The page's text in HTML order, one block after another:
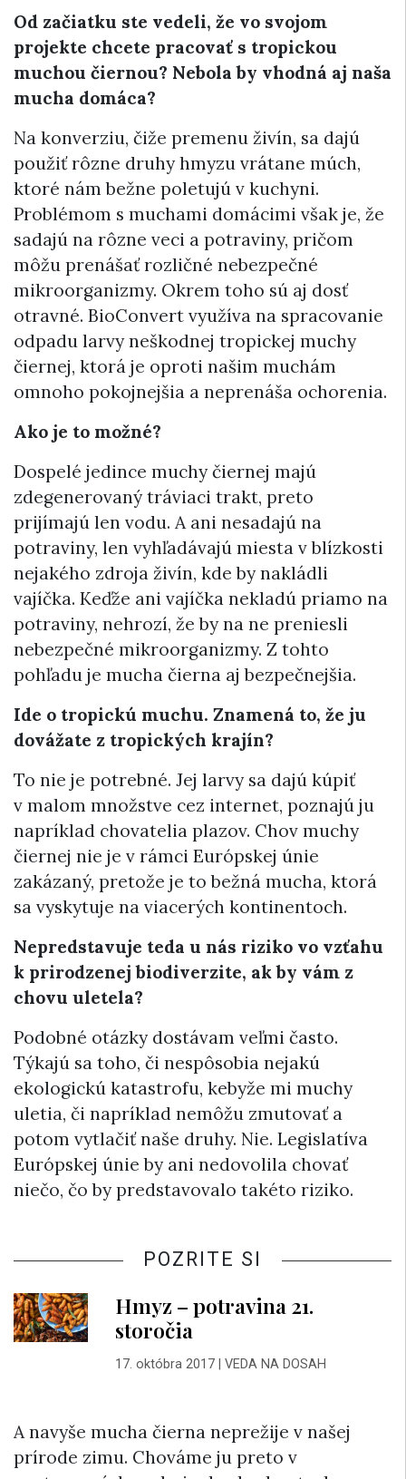
Od začiatku ste vedeli, že vo svojom
projekte chcete pracovať s tropickou
muchou čiernou? Nebola by vhodná aj naša
mucha domáca?
Na konverziu, čiže premenu živín, sa dajú
použiť rôzne druhy hmyzu vrátane múch,
ktoré nám bežne poletujú v kuchyni.
Problémom s muchami domácimi však je, že
sadajú na rôzne veci a potraviny, pričom
môžu prenášať rozličné nebezpečné
mikroorganizmy. Okrem toho sú aj dosť
otravné. BioConvert využíva na spracovanie
odpadu larvy neškodnej tropickej muchy
čiernej, ktorá je oproti našim muchám
omnoho pokojnejšia a neprenáša ochorenia.
Ako je to možné?
Dospelé jedince muchy čiernej majú
zdegenerovaný tráviaci trakt, preto
prijímajú len vodu. A ani nesadajú na
potraviny, len vyhľadávajú miesta v blízkosti
nejakého zdroja živín, kde by nakládli
vajíčka. Keďže ani vajíčka nekladú priamo na
potraviny, nehrozí, že by na ne preniesli
nebezpečné mikroorganizmy. Z tohto
pohľadu je mucha čierna aj bezpečnejšia.
Ide o tropickú muchu. Znamená to, že ju
dovážate z tropických krajín?
To nie je potrebné. Jej larvy sa dajú kúpiť
v malom množstve cez internet, poznajú ju
napríklad chovatelia plazov. Chov muchy
čiernej nie je v rámci Európskej únie
zakázaný, pretože je to bežná mucha, ktorá
sa vyskytuje na viacerých kontinentoch.
Nepredstavuje teda u nás riziko vo vzťahu
k prirodzenej biodiverzite, ak by vám z
chovu uletela?
Podobné otázky dostávam veľmi často.
Týkajú sa toho, či nespôsobia nejakú
ekologickú katastrofu, kebyže mi muchy
uletia, či napríklad nemôžu zmutovať a
potom vytlačiť naše druhy. Nie. Legislatíva
Európskej únie by ani nedovolila chovať
niečo, čo by predstavovalo takéto riziko.
POZRITE SI
Hmyz – potravina 21.
storočia
17. októbra 2017| VEDA NA DOSAH
A navyše mucha čierna neprežije v našej
prírode zimu. Chováme ju preto v